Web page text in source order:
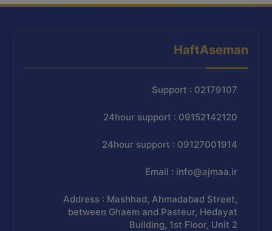
HaftAseman
Support : 02179107
24hour support : 09152142120
24hour support : 09127001914
Email : info@ajmaa.ir
Address : Mashhad, Ahmadabad Street,
between Ghaem and Pasteur, Hedayat
Building, 1st Floor, Unit 2